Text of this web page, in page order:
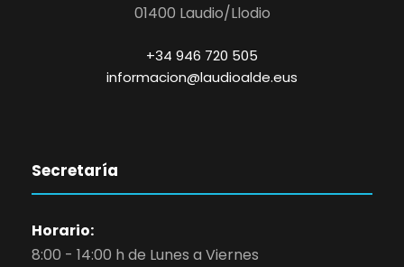
01400 Laudio/Llodio
+34 946 720 505
informacion@laudioalde.eus
Secretaría
Horario:
8:00 - 14:00 h de Lunes a Viernes